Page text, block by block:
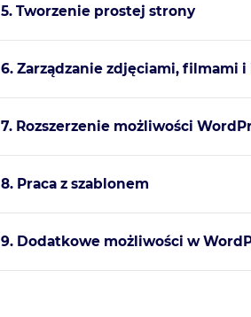
5. Tworzenie prostej strony
6. Zarządzanie zdjęciami,
7. Rozszerzenie możliwości
8. Praca z szablonem
9. Dodatkowe możliwości w